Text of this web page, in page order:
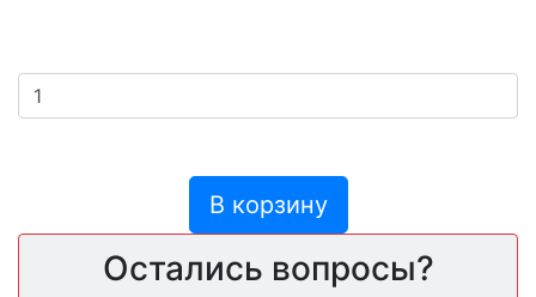
В корзину
Остались вопросы?